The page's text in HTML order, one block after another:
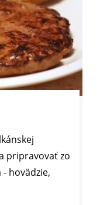
pripravovať zo
hovädzie,